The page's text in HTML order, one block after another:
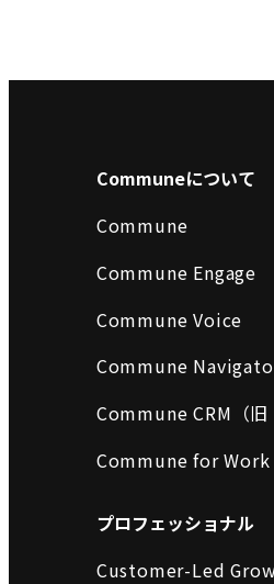
Communeについて
Commune
Commune Engage
Commune Voice
Commune
Commune CRM（旧
Commune for Work
プロフェッショナル
Customer-Led